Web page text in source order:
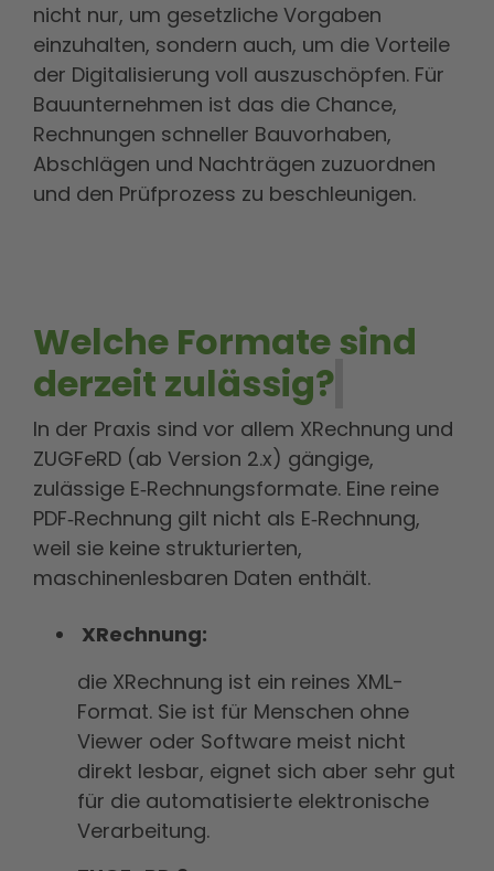
nicht nur, um gesetzliche Vorgaben
einzuhalten, sondern auch, um die Vorteile
der Digitalisierung voll auszuschöpfen. Für
Bauunternehmen ist das die Chance,
Rechnungen schneller Bauvorhaben,
Abschlägen und Nachträgen zuzuordnen
und den Prüfprozess zu beschleunigen.
Welche Formate sind
derzeit zulässig?
In der Praxis sind vor allem XRechnung und
ZUGFeRD (ab Version 2.x) gängige,
zulässige E‑Rechnungsformate. Eine reine
PDF‑Rechnung gilt nicht als E‑Rechnung,
weil sie keine strukturierten,
maschinenlesbaren Daten enthält.
XRechnung:
die XRechnung ist ein reines XML-
Format. Sie ist für Menschen ohne
Viewer oder Software meist nicht
direkt lesbar, eignet sich aber sehr gut
für die automatisierte elektronische
Verarbeitung.